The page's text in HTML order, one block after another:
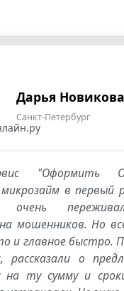
Дарья Новикова
Санкт-Петербург
"Оформить
в первый
очень
мошенников. Но
и главное быстро.
рассказали о
на ту сумму и